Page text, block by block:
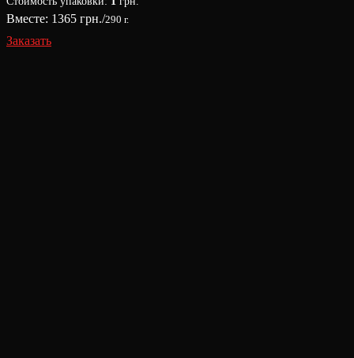
Вместе: 1365 грн./290 г.
Заказать